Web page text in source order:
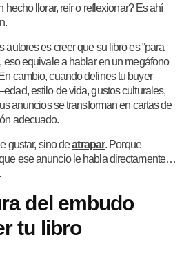
hecho llorar, reír o reflexionar? Es ahí
autores es creer que su libro es “para
eso equivale a hablar en un megáfono
cambio, cuando defines tu buyer
estilo de vida, gustos culturales,
anuncios se transforman en cartas de
adecuado.
gustar, sino deatrapar. Porque
ese anuncio le habla directamente…
del embudo
tu libro